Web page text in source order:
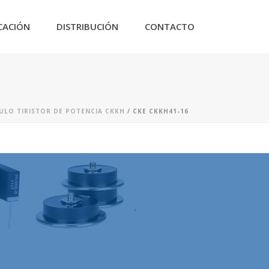
DISTRIBUCIÓN CONTACTO
TIRISTOR DE POTENCIA CKKH / CKE CKKH41-16